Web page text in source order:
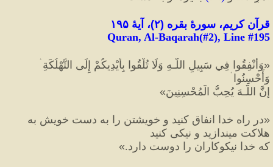
قرآن کریم، سورهٔ بقره (۲)، آیهٔ ۱۹۵
Quran, Al-Baqarah(#2), Line #195
«
وَأَحْسِنُوا ۛ
إِنَّ اللَّـهَ يُحِبُّ الْمُحْسِنِينَ»
«
هلاكت ميندازيد و نيكى كنيد
كه خدا نيكوكاران را دوست دارد.»